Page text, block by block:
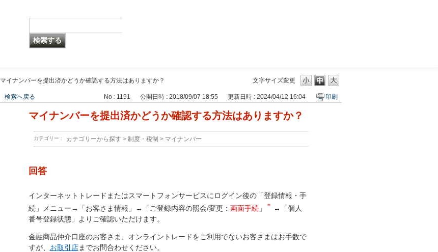
文字サイズ変更
マイナンバーを提出済かどうか確認する方法はありますか？
検索へ戻る No : 1191 公開日時 : 2018/09/07 18:55 更新日時 : 2024/04/12 16:04 印刷
マイナンバーを提出済かどうか確認する方法はありますか？
カテゴリー : カテゴリーから探す > 制度・税制 > マイナンバー
回答
インターネットトレードまたはスマートフォンサービスにログイン後の「登録情報・手
続」メニュー→「お客さま情報」→「ご登録内容の照会/変更： 画面手続」 ＊
→「個人
番号登録状態」よりご確認いただけます。
金融商品仲介口座のお客さま、オンライントレードをご利用でないお客さまはお手数で
すが、 お取引店までお問合わせください。